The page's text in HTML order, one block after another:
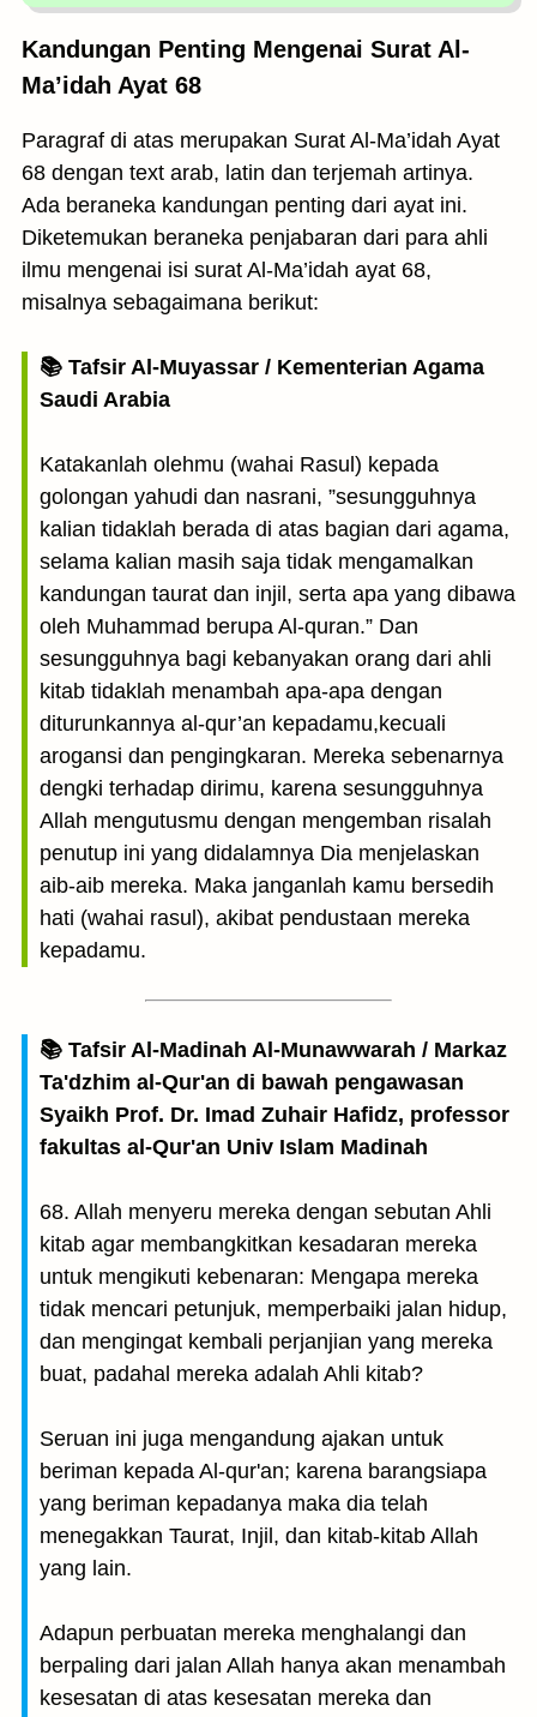
Kandungan Penting Mengenai Surat Al-
Ma’idah Ayat 68
Paragraf di atas merupakan Surat Al-Ma’idah Ayat
68 dengan text arab, latin dan terjemah artinya.
Ada beraneka kandungan penting dari ayat ini.
Diketemukan beraneka penjabaran dari para ahli
ilmu mengenai isi surat Al-Ma’idah ayat 68,
misalnya sebagaimana berikut:
📚 Tafsir Al-Muyassar / Kementerian Agama
Saudi Arabia
Katakanlah olehmu (wahai Rasul) kepada
golongan yahudi dan nasrani, ”sesungguhnya
kalian tidaklah berada di atas bagian dari agama,
selama kalian masih saja tidak mengamalkan
kandungan taurat dan injil, serta apa yang dibawa
oleh Muhammad berupa Al-quran.” Dan
sesungguhnya bagi kebanyakan orang dari ahli
kitab tidaklah menambah apa-apa dengan
diturunkannya al-qur’an kepadamu,kecuali
arogansi dan pengingkaran. Mereka sebenarnya
dengki terhadap dirimu, karena sesungguhnya
Allah mengutusmu dengan mengemban risalah
penutup ini yang didalamnya Dia menjelaskan
aib-aib mereka. Maka janganlah kamu bersedih
hati (wahai rasul), akibat pendustaan mereka
kepadamu.
📚 Tafsir Al-Madinah Al-Munawwarah / Markaz
Ta'dzhim al-Qur'an di bawah pengawasan
Syaikh Prof. Dr. Imad Zuhair Hafidz, professor
fakultas al-Qur'an Univ Islam Madinah
68. Allah menyeru mereka dengan sebutan Ahli
kitab agar membangkitkan kesadaran mereka
untuk mengikuti kebenaran: Mengapa mereka
tidak mencari petunjuk, memperbaiki jalan hidup,
dan mengingat kembali perjanjian yang mereka
buat, padahal mereka adalah Ahli kitab?
Seruan ini juga mengandung ajakan untuk
beriman kepada Al-qur'an; karena barangsiapa
yang beriman kepadanya maka dia telah
menegakkan Taurat, Injil, dan kitab-kitab Allah
yang lain.
Adapun perbuatan mereka menghalangi dan
berpaling dari jalan Allah hanya akan menambah
kesesatan di atas kesesatan mereka dan